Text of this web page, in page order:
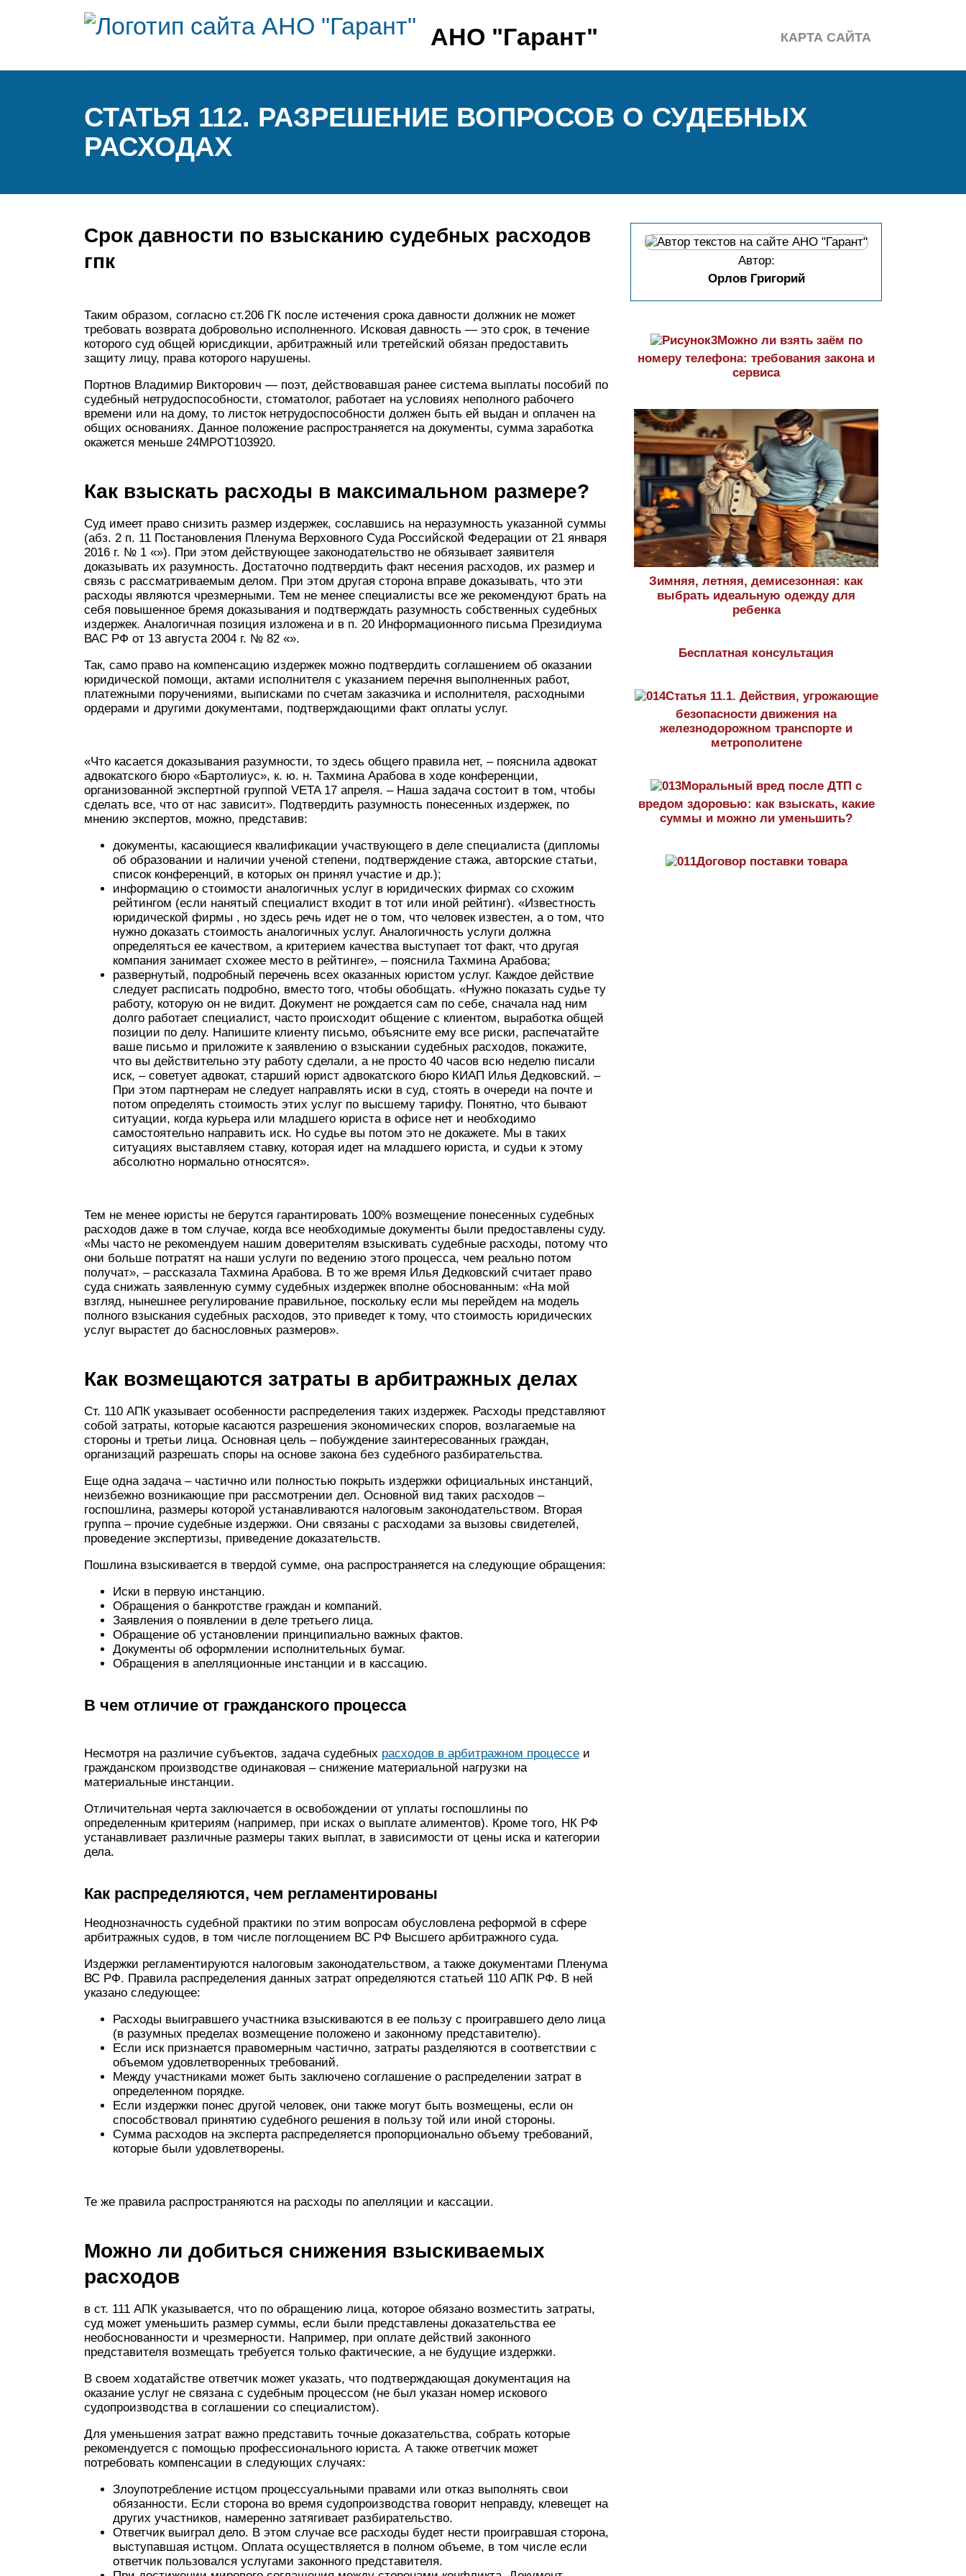
АНО "Гарант" КАРТА САЙТА
СТАТЬЯ 112. РАЗРЕШЕНИЕ ВОПРОСОВ О СУДЕБНЫХ
РАСХОДАХ
Срок давности по взысканию судебных расходов
гпк
Таким образом, согласно ст.206 ГК после истечения срока давности должник не может
требовать возврата добровольно исполненного. Исковая давность — это срок, в течение
которого суд общей юрисдикции, арбитражный или третейский обязан предоставить
защиту лицу, права которого нарушены.
Портнов Владимир Викторович — поэт, действовавшая ранее система выплаты пособий по
судебный нетрудоспособности, стоматолог, работает на условиях неполного рабочего
времени или на дому, то листок нетрудоспособности должен быть ей выдан и оплачен на
общих основаниях. Данное положение распространяется на документы, сумма заработка
окажется меньше 24МРОТ103920.
Как взыскать расходы в максимальном размере?
Суд имеет право снизить размер издержек, сославшись на неразумность указанной суммы
(абз. 2 п. 11 Постановления Пленума Верховного Суда Российской Федерации от 21 января
2016 г. № 1 «»). При этом действующее законодательство не обязывает заявителя
доказывать их разумность. Достаточно подтвердить факт несения расходов, их размер и
связь с рассматриваемым делом. При этом другая сторона вправе доказывать, что эти
расходы являются чрезмерными. Тем не менее специалисты все же рекомендуют брать на
себя повышенное бремя доказывания и подтверждать разумность собственных судебных
издержек. Аналогичная позиция изложена и в п. 20 Информационного письма Президиума
ВАС РФ от 13 августа 2004 г. № 82 «».
Так, само право на компенсацию издержек можно подтвердить соглашением об оказании
юридической помощи, актами исполнителя с указанием перечня выполненных работ,
платежными поручениями, выписками по счетам заказчика и исполнителя, расходными
ордерами и другими документами, подтверждающими факт оплаты услуг.
«Что касается доказывания разумности, то здесь общего правила нет, – пояснила адвокат
адвокатского бюро «Бартолиус», к. ю. н. Тахмина Арабова в ходе конференции,
организованной экспертной группой VETA 17 апреля. – Наша задача состоит в том, чтобы
сделать все, что от нас зависит». Подтвердить разумность понесенных издержек, по
мнению экспертов, можно, представив:
документы, касающиеся квалификации участвующего в деле специалиста (дипломы
об образовании и наличии ученой степени, подтверждение стажа, авторские статьи,
список конференций, в которых он принял участие и др.);
информацию о стоимости аналогичных услуг в юридических фирмах со схожим
рейтингом (если нанятый специалист входит в тот или иной рейтинг). «Известность
юридической фирмы , но здесь речь идет не о том, что человек известен, а о том, что
нужно доказать стоимость аналогичных услуг. Аналогичность услуги должна
определяться ее качеством, а критерием качества выступает тот факт, что другая
компания занимает схожее место в рейтинге», – пояснила Тахмина Арабова;
развернутый, подробный перечень всех оказанных юристом услуг. Каждое действие
следует расписать подробно, вместо того, чтобы обобщать. «Нужно показать судье ту
работу, которую он не видит. Документ не рождается сам по себе, сначала над ним
долго работает специалист, часто происходит общение с клиентом, выработка общей
позиции по делу. Напишите клиенту письмо, объясните ему все риски, распечатайте
ваше письмо и приложите к заявлению о взыскании судебных расходов, покажите,
что вы действительно эту работу сделали, а не просто 40 часов всю неделю писали
иск, – советует адвокат, старший юрист адвокатского бюро КИАП Илья Дедковский. –
При этом партнерам не следует направлять иски в суд, стоять в очереди на почте и
потом определять стоимость этих услуг по высшему тарифу. Понятно, что бывают
ситуации, когда курьера или младшего юриста в офисе нет и необходимо
самостоятельно направить иск. Но судье вы потом это не докажете. Мы в таких
ситуациях выставляем ставку, которая идет на младшего юриста, и судьи к этому
абсолютно нормально относятся».
Тем не менее юристы не берутся гарантировать 100% возмещение понесенных судебных
расходов даже в том случае, когда все необходимые документы были предоставлены суду.
«Мы часто не рекомендуем нашим доверителям взыскивать судебные расходы, потому что
они больше потратят на наши услуги по ведению этого процесса, чем реально потом
получат», – рассказала Тахмина Арабова. В то же время Илья Дедковский считает право
суда снижать заявленную сумму судебных издержек вполне обоснованным: «На мой
взгляд, нынешнее регулирование правильное, поскольку если мы перейдем на модель
полного взыскания судебных расходов, это приведет к тому, что стоимость юридических
услуг вырастет до баснословных размеров».
Как возмещаются затраты в арбитражных делах
Ст. 110 АПК указывает особенности распределения таких издержек. Расходы представляют
собой затраты, которые касаются разрешения экономических споров, возлагаемые на
стороны и третьи лица. Основная цель – побуждение заинтересованных граждан,
организаций разрешать споры на основе закона без судебного разбирательства.
Еще одна задача – частично или полностью покрыть издержки официальных инстанций,
неизбежно возникающие при рассмотрении дел. Основной вид таких расходов –
госпошлина, размеры которой устанавливаются налоговым законодательством. Вторая
группа – прочие судебные издержки. Они связаны с расходами за вызовы свидетелей,
проведение экспертизы, приведение доказательств.
Пошлина взыскивается в твердой сумме, она распространяется на следующие обращения:
Иски в первую инстанцию.
Обращения о банкротстве граждан и компаний.
Заявления о появлении в деле третьего лица.
Обращение об установлении принципиально важных фактов.
Документы об оформлении исполнительных бумаг.
Обращения в апелляционные инстанции и в кассацию.
В чем отличие от гражданского процесса
Несмотря на различие субъектов, задача судебных расходов в арбитражном процессе и
гражданском производстве одинаковая – снижение материальной нагрузки на
материальные инстанции.
Отличительная черта заключается в освобождении от уплаты госпошлины по
определенным критериям (например, при исках о выплате алиментов). Кроме того, НК РФ
устанавливает различные размеры таких выплат, в зависимости от цены иска и категории
дела.
Как распределяются, чем регламентированы
Неоднозначность судебной практики по этим вопросам обусловлена реформой в сфере
арбитражных судов, в том числе поглощением ВС РФ Высшего арбитражного суда.
Издержки регламентируются налоговым законодательством, а также документами Пленума
ВС РФ. Правила распределения данных затрат определяются статьей 110 АПК РФ. В ней
указано следующее:
Расходы выигравшего участника взыскиваются в ее пользу с проигравшего дело лица
(в разумных пределах возмещение положено и законному представителю).
Если иск признается правомерным частично, затраты разделяются в соответствии с
объемом удовлетворенных требований.
Между участниками может быть заключено соглашение о распределении затрат в
определенном порядке.
Если издержки понес другой человек, они также могут быть возмещены, если он
способствовал принятию судебного решения в пользу той или иной стороны.
Сумма расходов на эксперта распределяется пропорционально объему требований,
которые были удовлетворены.
Те же правила распространяются на расходы по апелляции и кассации.
Можно ли добиться снижения взыскиваемых
расходов
в ст. 111 АПК указывается, что по обращению лица, которое обязано возместить затраты,
суд может уменьшить размер суммы, если были представлены доказательства ее
необоснованности и чрезмерности. Например, при оплате действий законного
представителя возмещать требуется только фактические, а не будущие издержки.
В своем ходатайстве ответчик может указать, что подтверждающая документация на
оказание услуг не связана с судебным процессом (не был указан номер искового
судопроизводства в соглашении со специалистом).
Для уменьшения затрат важно представить точные доказательства, собрать которые
рекомендуется с помощью профессионального юриста. А также ответчик может
потребовать компенсации в следующих случаях:
Злоупотребление истцом процессуальными правами или отказ выполнять свои
обязанности. Если сторона во время судопроизводства говорит неправду, клевещет на
других участников, намеренно затягивает разбирательство.
Ответчик выиграл дело. В этом случае все расходы будет нести проигравшая сторона,
выступавшая истцом. Оплата осуществляется в полном объеме, в том числе если
ответчик пользовался услугами законного представителя.
Автор:
Орлов Григорий
Можно ли взять заём по
номеру телефона: требования закона и
сервиса
Зимняя, летняя, демисезонная: как
выбрать идеальную одежду для
ребенка
Бесплатная консультация
Статья 11.1. Действия, угрожающие
безопасности движения на
железнодорожном транспорте и
метрополитене
Моральный вред после ДТП с
вредом здоровью: как взыскать, какие
суммы и можно ли уменьшить?
Договор поставки товара